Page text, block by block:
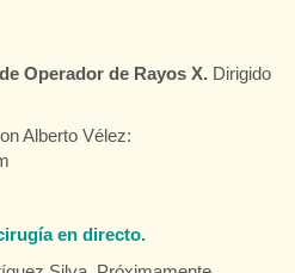
Operador de Rayos X. Dirigido
Alberto Vélez:
en directo.